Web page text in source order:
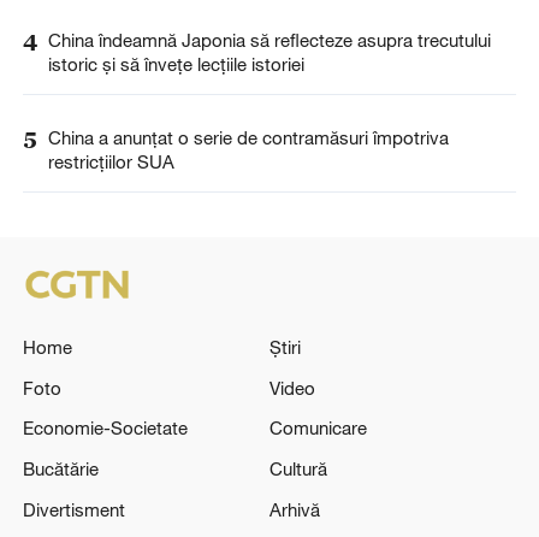
4 China îndeamnă Japonia să reflecteze asupra trecutului
istoric și să învețe lecțiile istoriei
5 China a anunţat o serie de contramăsuri împotriva
restricţiilor SUA
Home
Știri
Foto
Video
Economie-Societate
Comunicare
Bucătărie
Cultură
Divertisment
Arhivă